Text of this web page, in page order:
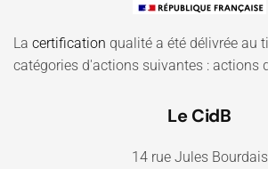
La certification qualité a été délivrée au
catégories d'actions suivantes : actions
Le CidB
14 rue Jules Bourdais